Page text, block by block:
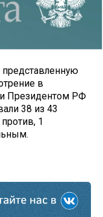
представленную
в
Президентом РФ
38 из 43
1